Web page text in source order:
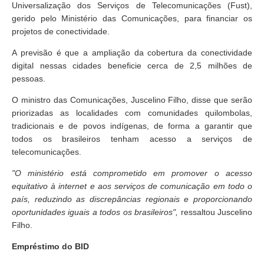
Universalização dos Serviços de Telecomunicações (Fust),
gerido pelo Ministério das Comunicações, para financiar os
projetos de conectividade.
A previsão é que a ampliação da cobertura da conectividade
digital nessas cidades beneficie cerca de 2,5 milhões de
pessoas.
O ministro das Comunicações, Juscelino Filho, disse que serão
priorizadas as localidades com comunidades quilombolas,
tradicionais e de povos indígenas, de forma a garantir que
todos os brasileiros tenham acesso a serviços de
telecomunicações.
"O ministério está comprometido em promover o acesso
equitativo à internet e aos serviços de comunicação em todo o
país, reduzindo as discrepâncias regionais e proporcionando
oportunidades iguais a todos os brasileiros", ressaltou Juscelino
Filho.
Empréstimo do BID